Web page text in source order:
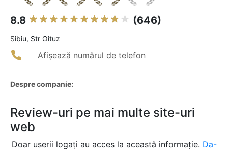
8.8 (646)
Sibiu, Str Oituz
Afișează numărul de telefon
Despre companie:
Review-uri pe mai multe site-uri
web
Doar userii logați au acces la această informație. Da-